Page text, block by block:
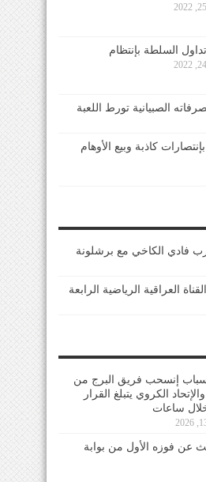
السلطة بإنتظام
الصبيانية تورط اللعبة
كاذبة وبيع الأوهام
فادي الكاخي مع برشلونة
العراقية الرياضية الرابعة
إنسحب فريق البرج من
الكروي يتبلغ القرار
ساعات
عن فوزه الأول من بوابة